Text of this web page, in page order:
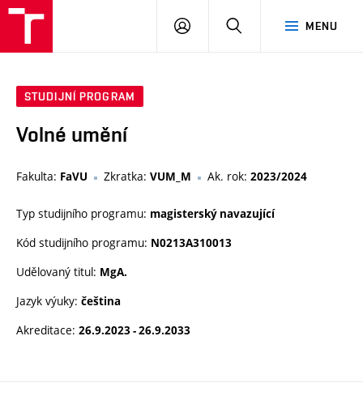
MENU
PŘIHLÁSIT
STUDIJNÍ PROGRAM
Volné umění
Fakulta: FaVU Zkratka: VUM_M Ak. rok: 2023/2024
Typ studijního programu: magisterský navazující
Kód studijního programu: N0213A310013
Udělovaný titul: MgA.
Jazyk výuky: čeština
Akreditace: 26.9.2023 - 26.9.2033